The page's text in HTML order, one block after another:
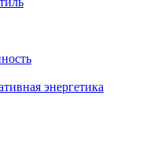
энергетика